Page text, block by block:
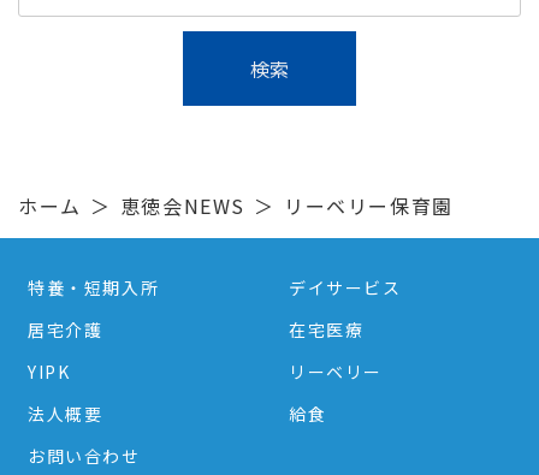
ホーム 恵徳会NEWS リーベリー保育園
特養・短期入所
デイサービス
居宅介護
在宅医療
YIPK
リーベリー
法人概要
給食
お問い合わせ